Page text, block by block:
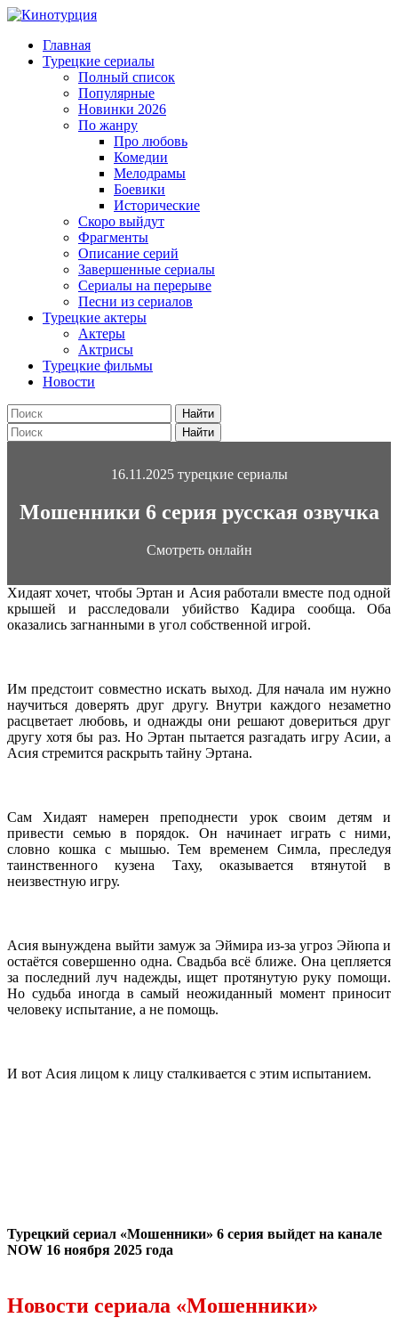
Главная
Турецкие сериалы
Полный список
Популярные
Новинки 2026
По жанру
Про любовь
Комедии
Мелодрамы
Боевики
Исторические
Скоро выйдут
Фрагменты
Описание серий
Завершенные сериалы
Сериалы на перерыве
Песни из сериалов
Турецкие актеры
Актеры
Актрисы
Турецкие фильмы
Новости
Найти
Найти
16.11.2025 турецкие сериалы
Мошенники 6 серия русская озвучка
Смотреть онлайн
Хидаят хочет, чтобы Эртан и Асия работали вместе под одной
крышей и расследовали убийство Кадира сообща. Оба
оказались загнанными в угол собственной игрой.
Им предстоит совместно искать выход. Для начала им нужно
научиться доверять друг другу. Внутри каждого незаметно
расцветает любовь, и однажды они решают довериться друг
другу хотя бы раз. Но Эртан пытается разгадать игру Асии, а
Асия стремится раскрыть тайну Эртана.
Сам Хидаят намерен преподнести урок своим детям и
привести семью в порядок. Он начинает играть с ними,
словно кошка с мышью. Тем временем Симла, преследуя
таинственного кузена Таху, оказывается втянутой в
неизвестную игру.
Асия вынуждена выйти замуж за Эймира из‑за угроз Эйюпа и
остаётся совершенно одна. Свадьба всё ближе. Она цепляется
за последний луч надежды, ищет протянутую руку помощи.
Но судьба иногда в самый неожиданный момент приносит
человеку испытание, а не помощь.
И вот Асия лицом к лицу сталкивается с этим испытанием.
Турецкий сериал «Мошенники» 6 серия выйдет на канале
NOW 16 ноября 2025 года
Новости сериала «Мошенники»